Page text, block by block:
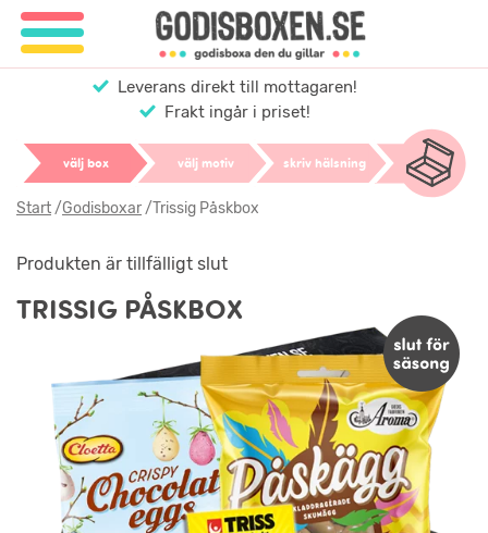
Leverans direkt till mottagaren!
Frakt ingår i priset!
välj box välj motiv skriv hälsning
Start/Godisboxar/Trissig Påskbox
TRISSIG PÅSKBOX
Produkten är tillfälligt slut